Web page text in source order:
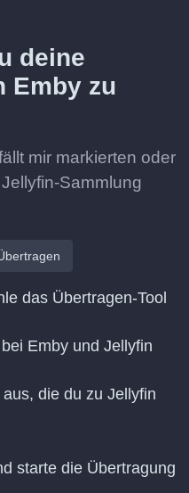
deine
Emby zu
mir markierten oder
Sammlung
das Übertragen-Tool
Emby und Jellyfin
die du zu Jellyfin
starte die Übertragung